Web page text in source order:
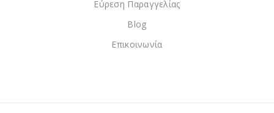
Εύρεση Παραγγελίας
Blog
Επικοινωνία